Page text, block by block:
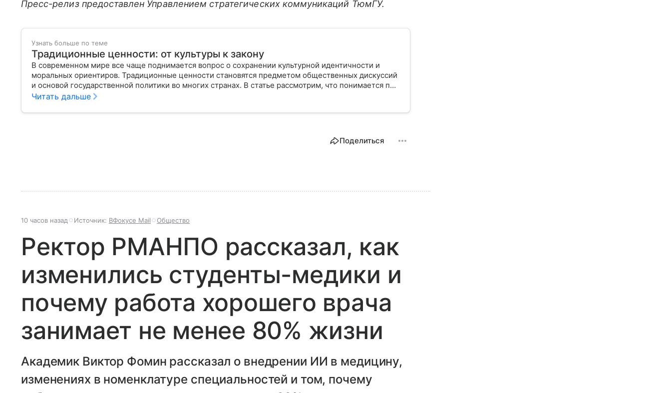
Пресс-релиз предоставлен Управлением стратегических коммуникаций ТюмГУ.
Узнать больше по теме
Традиционные ценности: от культуры к закону
В современном мире все чаще поднимается вопрос о сохранении культурной идентичности и
моральных ориентиров. Традиционные ценности становятся предметом общественных дискуссий
и основой государственной политики во многих странах. В статье рассмотрим, что понимается под
этим термином, как он закреплен в российском законодательстве и какую роль играет в жизни
Читать дальше
Поделиться
10 часов назад Источник: ВФокусе Mail Общество
Ректор РМАНПО рассказал, как
изменились студенты-медики и
почему работа хорошего врача
занимает не менее 80% жизни
Академик Виктор Фомин рассказал о внедрении ИИ в медицину,
изменениях в номенклатуре специальностей и том, почему